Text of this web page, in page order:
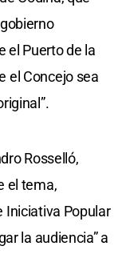
el Puerto de la
el Concejo sea
Rosselló,
el tema,
Iniciativa Popular
la audiencia” a